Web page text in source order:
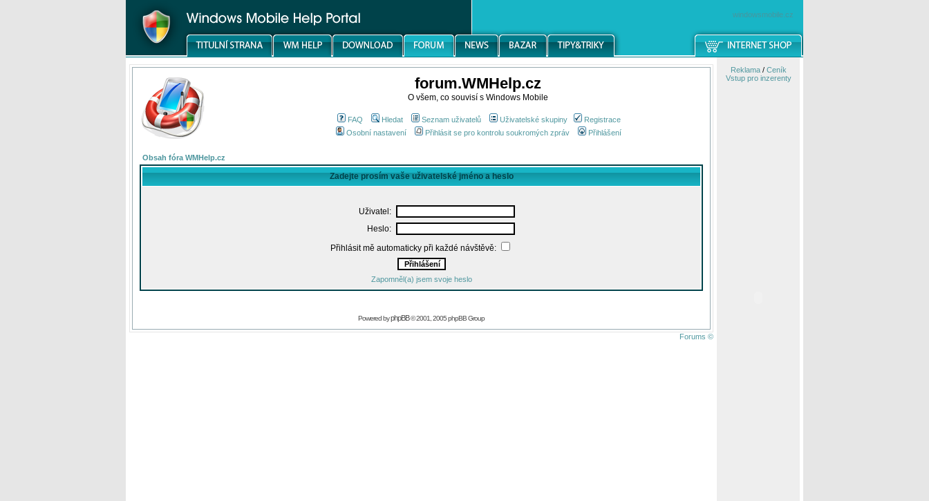
windowsmobile.cz
forum.WMHelp.cz
O všem, co souvisí s Windows Mobile
FAQ Hledat Seznam uživatelů Uživatelské skupiny
Registrace
Osobní nastavení
Přihlásit se pro kontrolu soukromých zpráv Přihlášení
Obsah fóra WMHelp.cz
Zadejte prosím vaše uživatelské jméno a heslo
Uživatel:
Heslo:
Přihlásit mě automaticky při každé návštěvě:
Zapomněl(a) jsem svoje heslo
Powered byphpBB© 2001, 2005 phpBB Group
Forums ©
Reklama/ Ceník
Vstup pro inzerenty